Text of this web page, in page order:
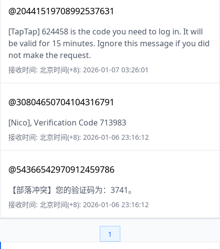
@20441519708992537631
[TapTap] 624458 is the code you need to log in. It will
be valid for 15 minutes. Ignore this message if you did
not make the request.
接收时间: 北京时间(+8): 2026-01-07 03:26:01
@30804650704104316791
[Nico], Verification Code 713983
接收时间: 北京时间(+8): 2026-01-06 23:16:12
@54366542970912459786
【部落冲突】您的验证码为：3741。
接收时间: 北京时间(+8): 2026-01-06 23:16:12
1